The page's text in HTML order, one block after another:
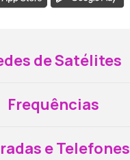
de Satélites
Frequências
e Telefones